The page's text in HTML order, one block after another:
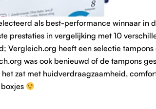
als best-performance winnaar in
prestaties in vergelijking met 10
Vergleich.org heeft een selectie
was ook benieuwd of de tampons
zat met huidverdraagzaamheid,